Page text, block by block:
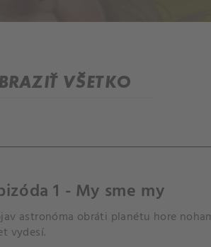
VŠETKO
1 - My sme my
astronóma obráti planétu hore
vydesí.